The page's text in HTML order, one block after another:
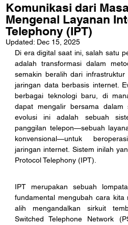
Komunikasi dari
Mengenal Layanan
Telephony (IPT)
Updated: Dec 15, 2025
Di era digital saat ini, salah satu
adalah transformasi dalam
semakin beralih dari
jaringan data berbasis internet.
berbagai teknologi baru, di
dapat mengalir bersama
evolusi ini adalah sebuah
panggilan telepon—sebuah
konvensional—untuk
jaringan internet. Sistem inilah
Protocol Telephony (IPT).
IPT merupakan sebuah
fundamental mengubah cara kita
alih mengandalkan sirkuit
Switched Telephone Network